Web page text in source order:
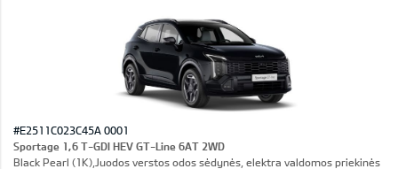
#E2511C023C45A 0001
Sportage 1,6 T-GDI HEV GT-Line 6AT 2WD
Black Pearl (1K),Juodos verstos odos sėdynės, elektra valdomos priekinės